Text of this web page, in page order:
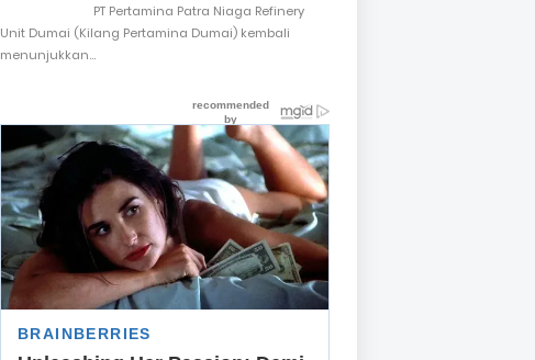
PT Pertamina Patra Niaga Refinery
Unit Dumai (Kilang Pertamina Dumai) kembali
menunjukkan...